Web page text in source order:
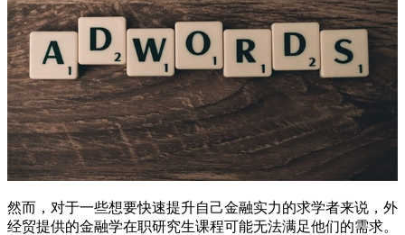
然而，对于一些想要快速提升自己金融实力的求学者来说，外
经贸提供的金融学在职研究生课程可能无法满足他们的需求。